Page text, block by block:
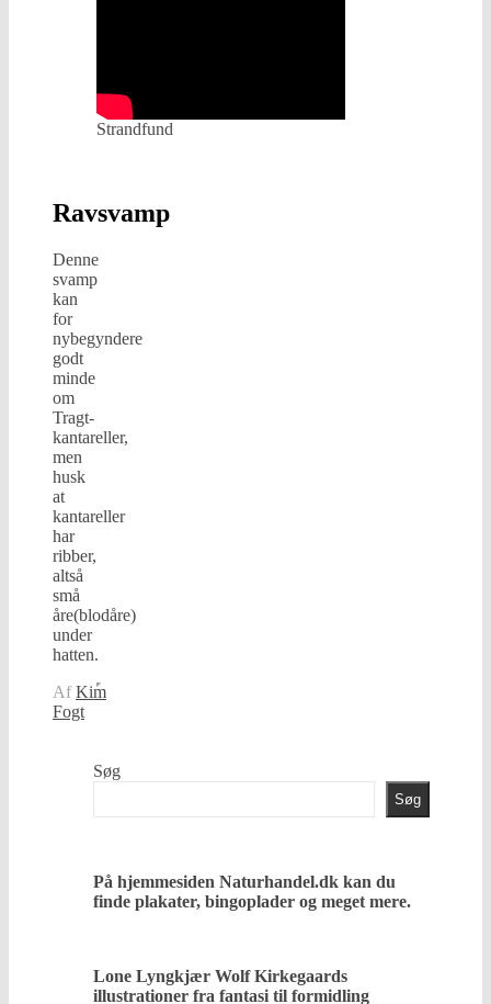
Strandfund
Ravsvamp
Denne
svamp
kan
for
nybegyndere
godt
minde
om
Tragt-
kantareller,
men
husk
at
kantareller
har
ribber,
altså
små
åre(blodåre)
under
hatten.
AfKim
Fogt
Søg
Søg
På hjemmesiden Naturhandel.dk kan du
finde plakater, bingoplader og meget mere.
Lone Lyngkjær Wolf Kirkegaards
illustrationer fra fantasi til formidling